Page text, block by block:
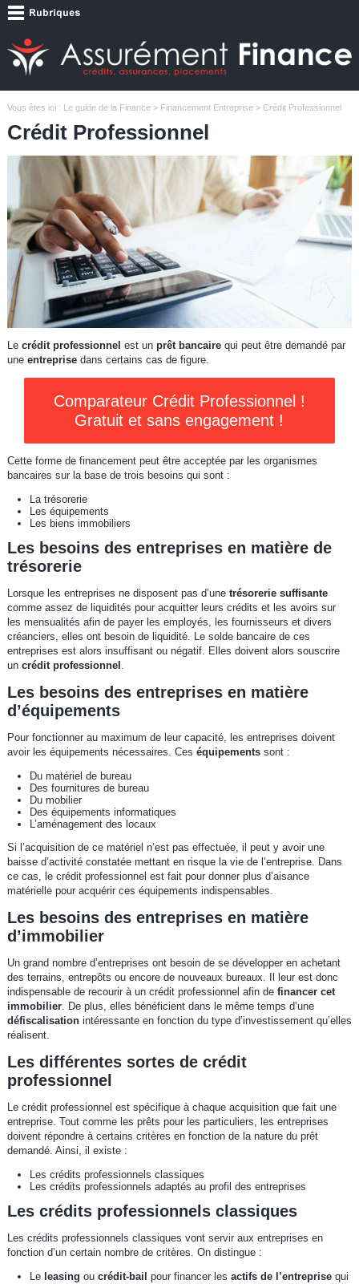
Vous êtes ici : Le guide de la Finance> Financement Entreprise> Crédit Professionnel
Crédit Professionnel
Le crédit professionnel est un prêt bancairequi peut être demandé par
une entreprisedans certains cas de figure.
Comparateur Crédit Professionnel !
Gratuit et sans engagement !
Cette forme de financement peut être acceptée par les organismes
bancaires sur la base de trois besoins qui sont :
La trésorerie
Les équipements
Les biens immobiliers
Les besoins des entreprises en matière de
trésorerie
Lorsque les entreprises ne disposent pas d’une trésorerie suffisante
comme assez de liquidités pour acquitter leurs crédits et les avoirs sur
les mensualités afin de payer les employés, les fournisseurs et divers
créanciers, elles ont besoin de liquidité. Le solde bancaire de ces
entreprises est alors insuffisant ou négatif. Elles doivent alors souscrire
un crédit professionnel .
Les besoins des entreprises en matière
d’équipements
Pour fonctionner au maximum de leur capacité, les entreprises doivent
avoir les équipements nécessaires. Ces équipementssont :
Du matériel de bureau
Des fournitures de bureau
Du mobilier
Des équipements informatiques
L’aménagement des locaux
Si l’acquisition de ce matériel n’est pas effectuée, il peut y avoir une
baisse d’activité constatée mettant en risque la vie de l’entreprise. Dans
ce cas, le crédit professionnel est fait pour donner plus d’aisance
matérielle pour acquérir ces équipements indispensables.
Les besoins des entreprises en matière
d’immobilier
Un grand nombre d’entreprises ont besoin de se développer en achetant
des terrains, entrepôts ou encore de nouveaux bureaux. Il leur est donc
indispensable de recourir à un crédit professionnel afin de financer cet
immobilier. De plus, elles bénéficient dans le même temps d’une
défiscalisationintéressante en fonction du type d’investissement qu’elles
réalisent.
Les différentes sortes de crédit
professionnel
Le crédit professionnel est spécifique à chaque acquisition que fait une
entreprise. Tout comme les prêts pour les particuliers, les entreprises
doivent répondre à certains critères en fonction de la nature du prêt
demandé. Ainsi, il existe :
Les crédits professionnels classiques
Les crédits professionnels adaptés au profil des entreprises
Les crédits professionnels classiques
Les crédits professionnels classiques vont servir aux entreprises en
fonction d’un certain nombre de critères. On distingue :
Le leasing ou crédit-bail pour financer les actifs de l’entreprisequi